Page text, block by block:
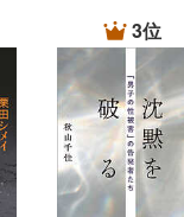
3位